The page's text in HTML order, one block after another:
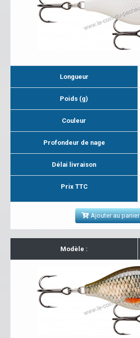
Longueur
Poids (g)
Couleur
Profondeur de nage
Délai livraison
Prix TTC
Ajouter au panier
Modèle :